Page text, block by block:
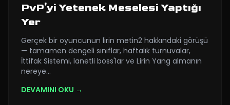
PvP'yi Yetenek Meselesi Yaptığı
Yer
Gerçek bir oyuncunun lirin metin2 hakkındaki görüşü
— tamamen dengeli sınıflar, haftalık turnuvalar,
İttifak Sistemi, lanetli boss'lar ve Lirin Yang almanın
nereye…
DEVAMINI OKU →